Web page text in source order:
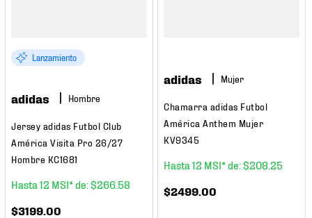
Lanzamiento
adidas Hombre
Jersey adidas Futbol Club
América Visita Pro 26/27
Hombre KC1681
12 $266 58
$3199 .00
adidas Mujer
Chamarra adidas Futbol
América Anthem Mujer
KV9345
12 $208 25
$2499 .00